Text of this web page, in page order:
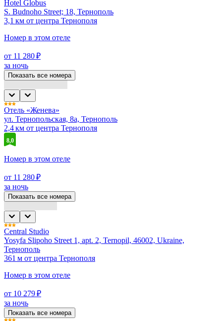
Hotel Globus
S. Budnoho Street; 18, Тернополь
3,1 км от центра Тернополя
Номер в этом отеле
от 11 280 ₽
за ночь
Показать все номера
Отель «Женева»
ул. Тернопольская, 8а, Тернополь
2,4 км от центра Тернополя
8,0
Номер в этом отеле
от 11 280 ₽
за ночь
Показать все номера
Central Studio
Yosyfa Slipoho Street 1, apt. 2, Ternopil, 46002, Ukraine,
Тернополь
361 м от центра Тернополя
Номер в этом отеле
от 10 279 ₽
за ночь
Показать все номера